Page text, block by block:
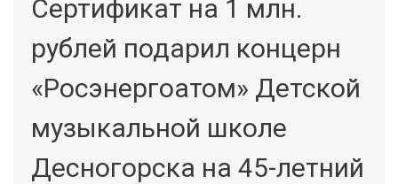
Сертификат на 1 млн.
рублей подарил концерн
«Росэнергоатом» Детской
музыкальной школе
Десногорска на 45-летний